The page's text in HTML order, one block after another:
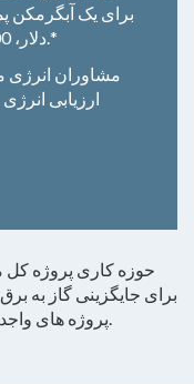
کل انگیزه آنها از SMUD 12 دلار، 000 است.*
مشاوران انرژی
ارزیابی
برای جایگزینی گاز به